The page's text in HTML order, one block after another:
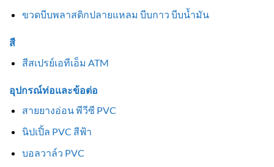
ขวดบีบพลาสติกปลายแหลม บีบกาว บีบน้ำมัน
สี
สีสเปรย์เอทีเอ็ม ATM
อุปกรณ์ท่อและข้อต่อ
สายยางอ่อน พีวีซี PVC
นิปเปิ้ล PVC สีฟ้า
บอลวาล์ว PVC